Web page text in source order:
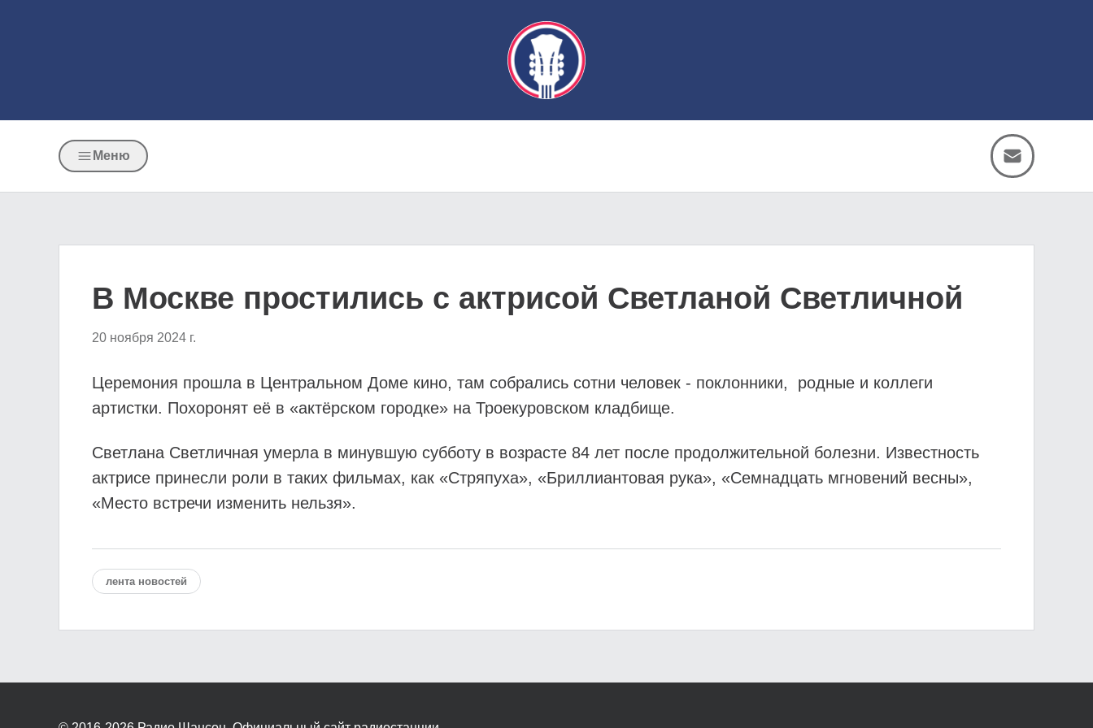
Меню
В Москве простились с актрисой Светланой Светличной
20 ноября 2024 г.
Церемония прошла в Центральном Доме кино, там собрались сотни человек - поклонники, родные и коллеги
артистки. Похоронят её в «актёрском городке» на Троекуровском кладбище.
Светлана Светличная умерла в минувшую субботу в возрасте 84 лет после продолжительной болезни. Известность
актрисе принесли роли в таких фильмах, как «Стряпуха», «Бриллиантовая рука», «Семнадцать мгновений весны»,
«Место встречи изменить нельзя».
лента новостей